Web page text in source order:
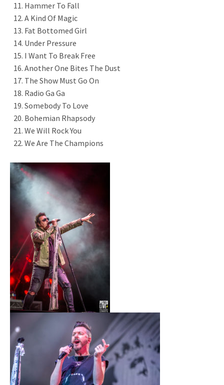
Hammer To Fall
A Kind Of Magic
Fat Bottomed Girl
Under Pressure
I Want To Break Free
Another One Bites The Dust
The Show Must Go On
Radio Ga Ga
Somebody To Love
Bohemian Rhapsody
We Will Rock You
We Are The Champions